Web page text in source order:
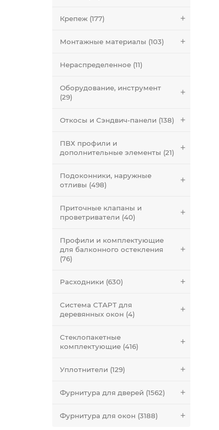
Крепеж (177)
Монтажные материалы (103)
Нераспределенное (11)
Оборудование, инструмент
(29)
Откосы и Сэндвич-панели (138)
ПВХ профили и
дополнительные элементы (21)
Подоконники, наружные
отливы (498)
Приточные клапаны и
проветриватели (40)
Профили и комплектующие
для балконного остекления
(76)
Расходники (630)
Система СТАРТ для
деревянных окон (4)
Стеклопакетные
комплектующие (416)
Уплотнители (129)
Фурнитура для дверей (1562)
Фурнитура для окон (3188)